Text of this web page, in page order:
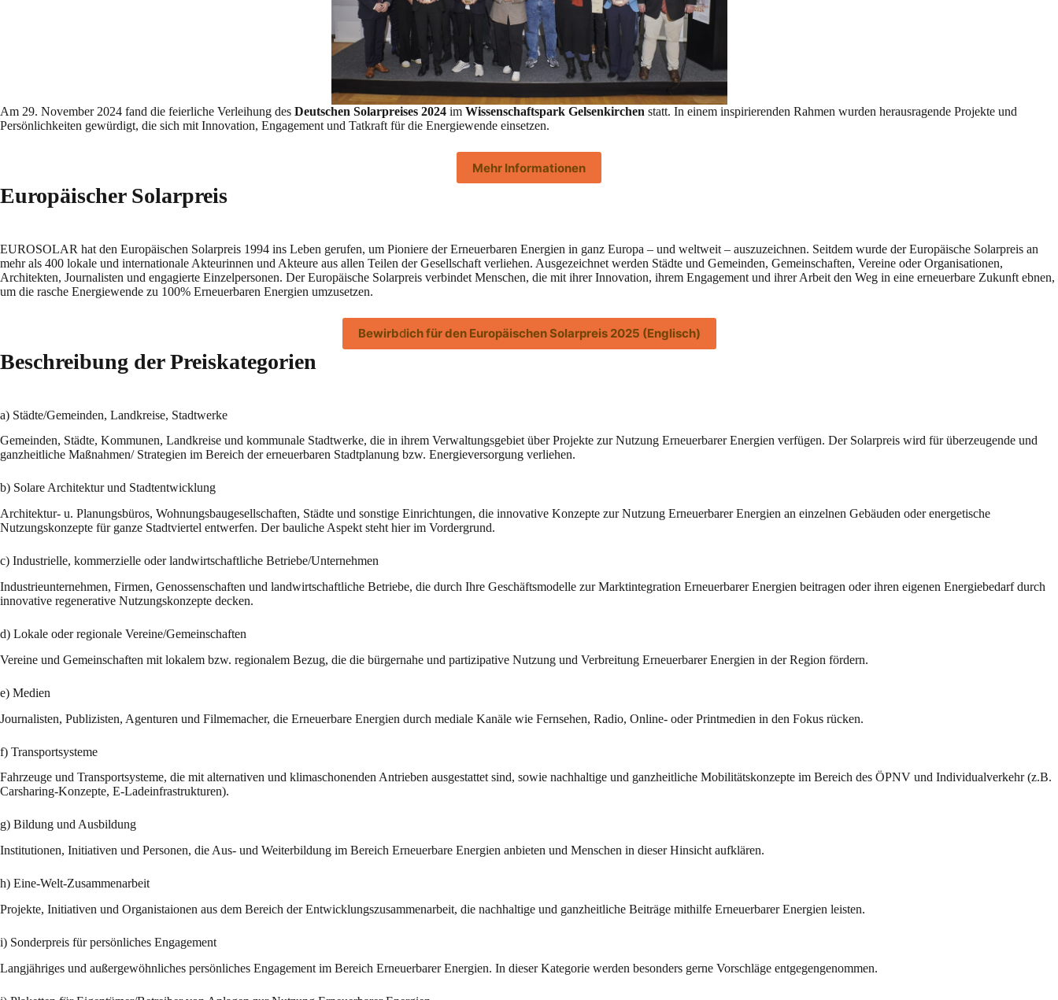
Am 29. November 2024 fand die feierliche Verleihung des Deutschen Solarpreises 2024 im Wissenschaftspark Gelsenkirchen statt. In einem inspirierenden Rahmen wurden herausragende Projekte und
Persönlichkeiten gewürdigt, die sich mit Innovation, Engagement und Tatkraft für die Energiewende einsetzen.
Mehr Informationen
Europäischer Solarpreis
EUROSOLAR hat den Europäischen Solarpreis 1994 ins Leben gerufen, um Pioniere der Erneuerbaren Energien in ganz Europa – und weltweit – auszuzeichnen. Seitdem wurde der Europäische Solarpreis an
mehr als 400 lokale und internationale Akteurinnen und Akteure aus allen Teilen der Gesellschaft verliehen. Ausgezeichnet werden Städte und Gemeinden, Gemeinschaften, Vereine oder Organisationen,
Architekten, Journalisten und engagierte Einzelpersonen. Der Europäische Solarpreis verbindet Menschen, die mit ihrer Innovation, ihrem Engagement und ihrer Arbeit den Weg in eine erneuerbare Zukunft ebnen,
um die rasche Energiewende zu 100% Erneuerbaren Energien umzusetzen.
Bewirbdich für den Europäischen Solarpreis 2025 (Englisch)
Beschreibung der Preiskategorien
a) Städte/Gemeinden, Landkreise, Stadtwerke
Gemeinden, Städte, Kommunen, Landkreise und kommunale Stadtwerke, die in ihrem Verwaltungsgebiet über Projekte zur Nutzung Erneuerbarer Energien verfügen. Der Solarpreis wird für überzeugende und
ganzheitliche Maßnahmen/ Strategien im Bereich der erneuerbaren Stadtplanung bzw. Energieversorgung verliehen.
b) Solare Architektur und Stadtentwicklung
Architektur- u. Planungsbüros, Wohnungsbaugesellschaften, Städte und sonstige Einrichtungen, die innovative Konzepte zur Nutzung Erneuerbarer Energien an einzelnen Gebäuden oder energetische
Nutzungskonzepte für ganze Stadtviertel entwerfen. Der bauliche Aspekt steht hier im Vordergrund.
c) Industrielle, kommerzielle oder landwirtschaftliche Betriebe/Unternehmen
Industrieunternehmen, Firmen, Genossenschaften und landwirtschaftliche Betriebe, die durch Ihre Geschäftsmodelle zur Marktintegration Erneuerbarer Energien beitragen oder ihren eigenen Energiebedarf durch
innovative regenerative Nutzungskonzepte decken.
d) Lokale oder regionale Vereine/Gemeinschaften
Vereine und Gemeinschaften mit lokalem bzw. regionalem Bezug, die die bürgernahe und partizipative Nutzung und Verbreitung Erneuerbarer Energien in der Region fördern.
e) Medien
Journalisten, Publizisten, Agenturen und Filmemacher, die Erneuerbare Energien durch mediale Kanäle wie Fernsehen, Radio, Online- oder Printmedien in den Fokus rücken.
f) Transportsysteme
Fahrzeuge und Transportsysteme, die mit alternativen und klimaschonenden Antrieben ausgestattet sind, sowie nachhaltige und ganzheitliche Mobilitätskonzepte im Bereich des ÖPNV und Individualverkehr (z.B.
Carsharing-Konzepte, E-Ladeinfrastrukturen).
g) Bildung und Ausbildung
Institutionen, Initiativen und Personen, die Aus- und Weiterbildung im Bereich Erneuerbare Energien anbieten und Menschen in dieser Hinsicht aufklären.
h) Eine-Welt-Zusammenarbeit
Projekte, Initiativen und Organistaionen aus dem Bereich der Entwicklungszusammenarbeit, die nachhaltige und ganzheitliche Beiträge mithilfe Erneuerbarer Energien leisten.
i) Sonderpreis für persönliches Engagement
Langjähriges und außergewöhnliches persönliches Engagement im Bereich Erneuerbarer Energien. In dieser Kategorie werden besonders gerne Vorschläge entgegengenommen.